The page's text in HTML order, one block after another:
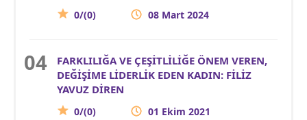
0/(0) 08 Mart 2024
FARKLILIĞA VE ÇEŞİTLİLİĞE ÖNEM VEREN,
DEĞİŞİME LİDERLİK EDEN KADIN: FİLİZ
YAVUZ DİREN
0/(0) 01 Ekim 2021